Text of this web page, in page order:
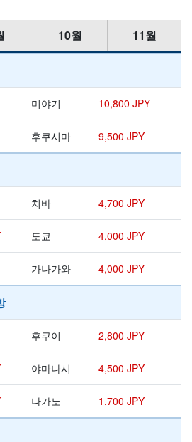
10월 11월
미야기 10,800 JPY
후쿠시마 9,500 JPY
치바 4,700 JPY
도쿄 4,000 JPY
가나가와 4,000 JPY
후쿠이 2,800 JPY
야마나시 4,500 JPY
나가노 1,700 JPY